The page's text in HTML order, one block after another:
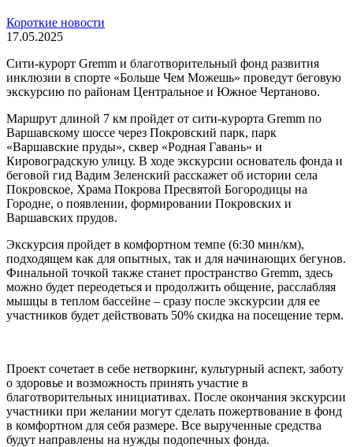
Короткие новости
17.05.2025
Сити-курорт Gremm и благотворительный фонд развития
инклюзии в спорте «Больше Чем Можешь» проведут беговую
экскурсию по районам Центральное и Южное Чертаново.
Маршрут длиной 7 км пройдет от сити-курорта Gremm по
Варшавскому шоссе через Покровский парк, парк
«Варшавские пруды», сквер «Родная Гавань» и
Кировоградскую улицу. В ходе экскурсии основатель фонда и
беговой гид Вадим Зеленский расскажет об истории села
Покровское, Храма Покрова Пресвятой Богородицы на
Городне, о появлении, формировании Покровских и
Варшавских прудов.
Экскурсия пройдет в комфортном темпе (6:30 мин/км),
подходящем как для опытных, так и для начинающих бегунов.
Финальной точкой также станет пространство Gremm, здесь
можно будет переодеться и продолжить общение, расслабляя
мышцы в теплом бассейне – сразу после экскурсии для ее
участников будет действовать 50% скидка на посещение терм.
Проект сочетает в себе нетворкинг, культурный аспект, заботу
о здоровье и возможность принять участие в
благотворительных инициативах. После окончания экскурсии
участники при желании могут сделать пожертвование в фонд
в комфортном для себя размере. Все вырученные средства
будут направлены на нужды подопечных фонда.